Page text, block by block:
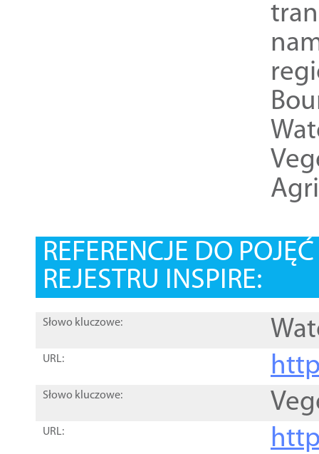
REFERENCJE DO
REJESTRU INSPIRE:
Słowo kluczowe:
URL:
Słowo kluczowe:
URL: